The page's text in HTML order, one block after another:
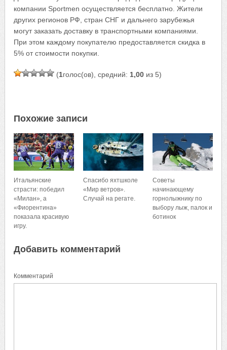
компании Sportmen осуществляется бесплатно. Жители
других регионов РФ, стран СНГ и дальнего зарубежья
могут заказать доставку в транспортными компаниями.
При этом каждому покупателю предоставляется скидка в
5% от стоимости покупки.
(1голос(ов), средний: 1,00 из 5)
Похожие записи
Итальянские
страсти: победил
«Милан», а
«Фиорентина»
показала красивую
игру.
Спасибо яхтшколе
«Мир ветров».
Случай на регате.
Советы
начинающему
горнолыжнику по
выбору лыж, палок и
ботинок
Добавить комментарий
Комментарий